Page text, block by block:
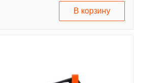
В корзину